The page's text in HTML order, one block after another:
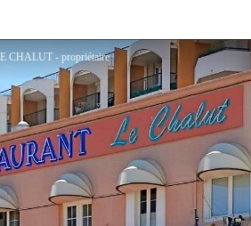
Orientales Le Département
CHALUT - propriétaire